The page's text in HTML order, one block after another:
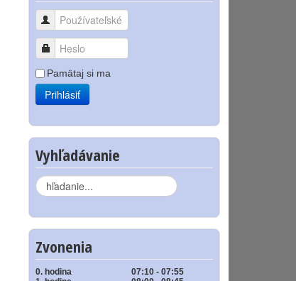
Používateľské meno
Heslo
Pamätaj si ma
Prihlásiť
Vyhľadávanie
Hľadať...
Zvonenia
0. hodina
07:10 - 07:55